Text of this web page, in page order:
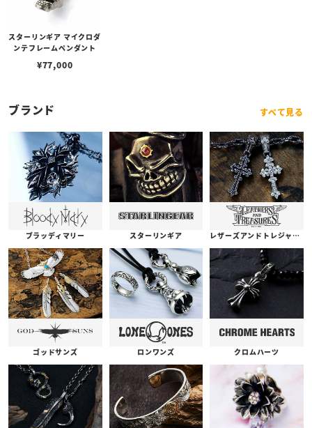
スターリンギア マイクロダ
ンテフレームペンダント
¥77,000
ブランド すべて見る
ブラッディマリー スターリンギア レザーズアンドトレジャーズ
ゴッドサンズ ロンワンズ クロムハーツ